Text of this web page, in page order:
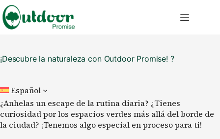
Saltar
al
contenido
¡Descubre la naturaleza con Outdoor Promise! ?
Español
¿Anhelas un escape de la rutina diaria? ¿Tienes
curiosidad por los espacios verdes más allá del borde de
la ciudad? ¡Tenemos algo especial en proceso para ti!